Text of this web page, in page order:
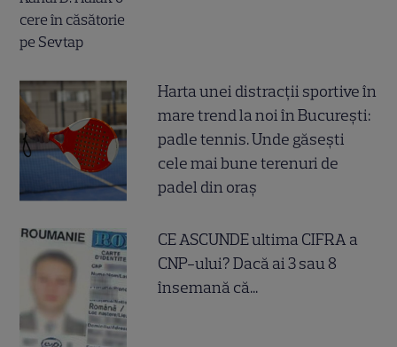
Harta unei distracții sportive în
mare trend la noi în București:
padle tennis. Unde găsești
cele mai bune terenuri de
padel din oraș
CE ASCUNDE ultima CIFRA a
CNP-ului? Dacă ai 3 sau 8
însemană că...